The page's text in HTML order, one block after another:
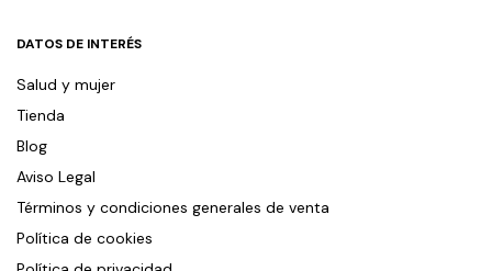
DATOS DE INTERÉS
Salud y mujer
Tienda
Blog
Aviso Legal
Términos y condiciones generales de venta
Política de cookies